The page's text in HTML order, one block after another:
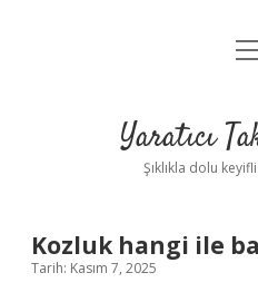
Yasal
Yaratıcı
Şıklıkla dolu
Kozluk hangi ile
Tarih: Kasım 7, 2025